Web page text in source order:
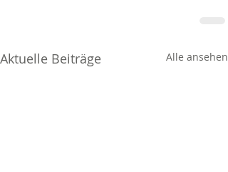
Aktuelle Beiträge Alle ansehen